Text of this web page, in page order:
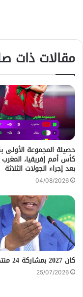
مقالات ذات
حصيلة المجموعة الأولى
بعد إجراء الجولات الثلاثة
04/08/2026
كان 2027 بمشاركة 24 منتخبا
25/07/2026